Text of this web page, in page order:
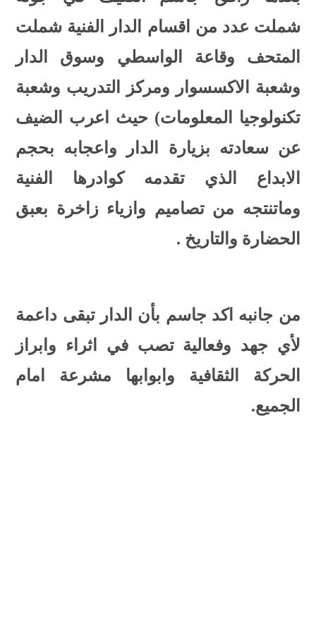
شملت عدد من اقسام الدار الفنية شملت
المتحف وقاعة الواسطي وسوق الدار
وشعبة الاكسسوار ومركز التدريب وشعبة
تكنولوجيا المعلومات) حيث اعرب الضيف
عن سعادته بزيارة الدار واعجابه بحجم
الابداع الذي تقدمه كوادرها الفنية
وماتنتجه من تصاميم وازياء زاخرة بعبق
الحضارة والتاريخ .
من جانبه اكد جاسم بأن الدار تبقى داعمة
لأي جهد وفعالية تصب في اثراء وابراز
الحركة الثقافية وابوابها مشرعة امام
الجميع.